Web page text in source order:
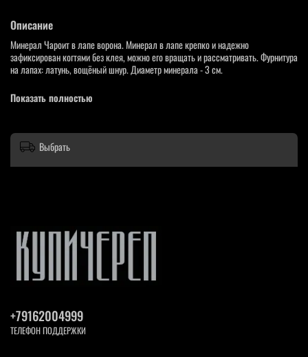
Описание
Минерал Чароит в лапе ворона. Минерал в лапе крепко и надежно
зафиксирован когтями без клея, можно его вращать и рассматривать. Фурнитура
на лапах: латунь, вощёный шнур. Диаметр минерала - 3 см.
Мы оформили сувенир в коробку с атласной лентой, чтобы вы смогли сделать
подарок себе или кому-то.
вы покупаете именно то, что видите на фото.
Показать полностью
Выбрать
+79162004999
ТЕЛЕФОН ПОДДЕРЖКИ